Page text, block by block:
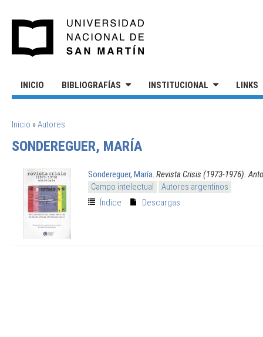
INICIO BIBLIOGRAFÍAS INSTITUCIONAL LINKS
SE ENCUENTRA USTED AQUÍ
Inicio »Autores
SONDEREGUER, MARÍA
Sondereguer, María Revista Crisis (1973-1976).
Campo intelectual
Autores argentinos
Índice
Descargas